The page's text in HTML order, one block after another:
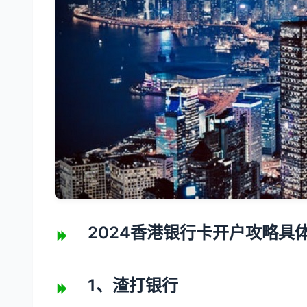
2024香港银行卡开户攻略具
1、渣打银行